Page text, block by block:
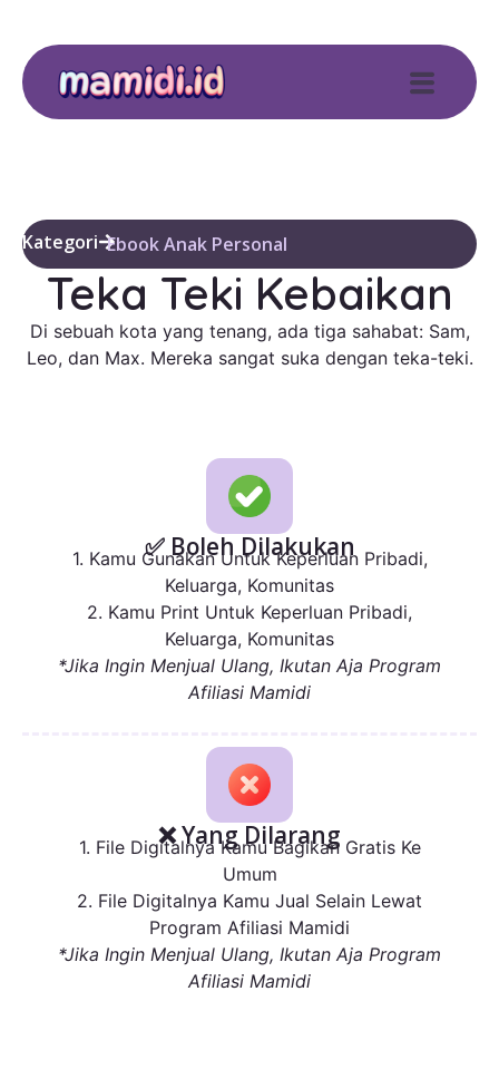
Kategori Ebook Anak Personal
Teka Teki Kebaikan
Di sebuah kota yang tenang, ada tiga sahabat: Sam,
Leo, dan Max. Mereka sangat suka dengan teka-teki.
✅ Boleh Dilakukan
1. Kamu Gunakan Untuk Keperluan Pribadi,
Keluarga, Komunitas
2. Kamu Print Untuk Keperluan Pribadi,
Keluarga, Komunitas
*Jika Ingin Menjual Ulang, Ikutan Aja Program
Afiliasi Mamidi
❌ Yang Dilarang
1. File Digitalnya Kamu Bagikan Gratis Ke
Umum
2. File Digitalnya Kamu Jual Selain Lewat
Program Afiliasi Mamidi
*Jika Ingin Menjual Ulang, Ikutan Aja Program
Afiliasi Mamidi